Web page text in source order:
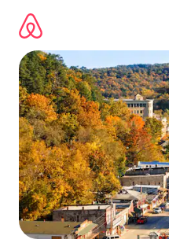
chuig
ábhar